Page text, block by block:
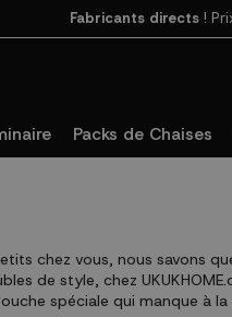
Payez en 3 fois
Packs de Chaises
chez vous, nous savons
de style, chez
spéciale qui manque à